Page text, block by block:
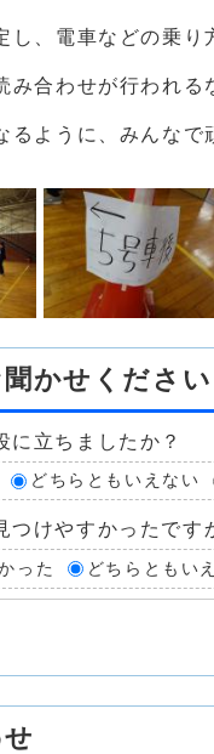
し、電車などの乗り
み合わせが行われる
るように、みんなで
かせください
に立ちましたか？
どちらともいえない
つけやすかったです
った どちらともい